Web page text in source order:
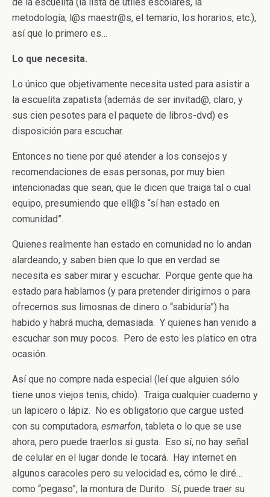
metodología, l@s maestr@s, el temario, los horarios, etc.),
así que lo primero es…
Lo que necesita.
Lo único que objetivamente necesita usted para asistir a
la escuelita zapatista (además de ser invitad@, claro, y
sus cien pesotes para el paquete de libros-dvd) es
disposición para escuchar.
Entonces no tiene por qué atender a los consejos y
recomendaciones de esas personas, por muy bien
intencionadas que sean, que le dicen que traiga tal o cual
equipo, presumiendo que ell@s “sí han estado en
comunidad”.
Quienes realmente han estado en comunidad no lo andan
alardeando, y saben bien que lo que en verdad se
necesita es saber mirar y escuchar. Porque gente que ha
estado para hablarnos (y para pretender dirigirnos o para
ofrecernos sus limosnas de dinero o “sabiduría”) ha
habido y habrá mucha, demasiada. Y quienes han venido a
escuchar son muy pocos. Pero de esto les platico en otra
ocasión.
Así que no compre nada especial (leí que alguien sólo
tiene unos viejos tenis, chido). Traiga cualquier cuaderno y
un lapicero o lápiz. No es obligatorio que cargue usted
con su computadora, esmarfon, tableta o lo que se use
ahora, pero puede traerlos si gusta. Eso sí, no hay señal
de celular en el lugar donde le tocará. Hay internet en
algunos caracoles pero su velocidad es, cómo le diré…
como “pegaso”, la montura de Durito. Sí, puede traer su